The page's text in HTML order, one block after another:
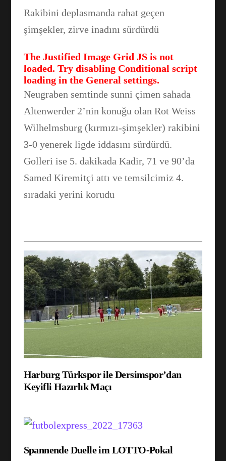
Rakibini deplasmanda rahat geçen
şimşekler, zirve inadını sürdürdü
The Justified Image Grid JS is not
loaded. Try disabling Conditional script
loading in the General settings.
Neugraben semtinde sunni çimen sahada
Altenwerder 2’nin konuğu olan Rot Weiss
Wilhelmsburg (kırmızı-şimşekler) rakibini
3-0 yenerek ligde iddasını sürdürdü.
Golleri ise 5. dakikada Kadir, 71 ve 90’da
Samed Kiremitçi attı ve temsilcimiz 4.
sıradaki yerini korudu
Harburg Türkspor ile Dersimspor’dan
Keyifli Hazırlık Maçı
Spannende Duelle im LOTTO-Pokal